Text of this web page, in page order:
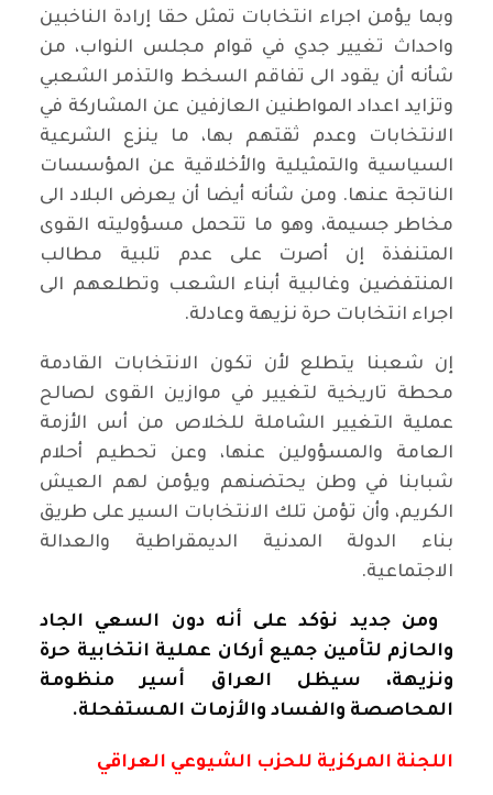
وبما يؤمن اجراء انتخابات تمثل حقا إرادة الناخبين
واحداث تغيير جدي في قوام مجلس النواب، من
شأنه أن يقود الى تفاقم السخط والتذمر الشعبي
وتزايد اعداد المواطنين العازفين عن المشاركة في
الانتخابات وعدم ثقتهم بها، ما ينزع الشرعية
السياسية والتمثيلية والأخلاقية عن المؤسسات
الناتجة عنها. ومن شأنه أيضا أن يعرض البلاد الى
مخاطر جسيمة، وهو ما تتحمل مسؤوليته القوى
المتنفذة إن أصرت على عدم تلبية مطالب
المنتفضين وغالبية أبناء الشعب وتطلعهم الى
اجراء انتخابات حرة نزيهة وعادلة.
إن شعبنا يتطلع لأن تكون الانتخابات القادمة
محطة تاريخية لتغيير في موازين القوى لصالح
عملية التغيير الشاملة للخلاص من أس الأزمة
العامة والمسؤولين عنها، وعن تحطيم أحلام
شبابنا في وطن يحتضنهم ويؤمن لهم العيش
الكريم، وأن تؤمن تلك الانتخابات السير على طريق
بناء الدولة المدنية الديمقراطية والعدالة
الاجتماعية.
ومن جديد نؤكد على أنه دون السعي الجاد
والحازم لتأمين جميع أركان عملية انتخابية حرة
ونزيهة، سيظل العراق أسير منظومة
المحاصصة والفساد والأزمات المستفحلة.
اللجنة المركزية للحزب الشيوعي العراقي